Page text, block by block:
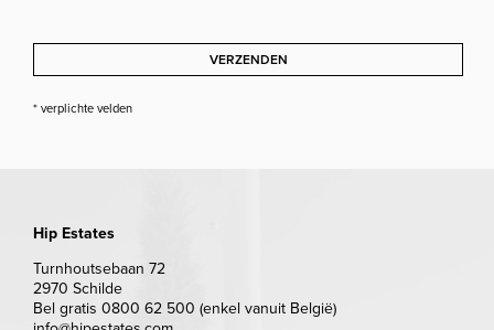
VERZENDEN
* verplichte velden
Hip Estates
Turnhoutsebaan 72
2970 Schilde
Bel gratis 0800 62 500 (enkel vanuit België)